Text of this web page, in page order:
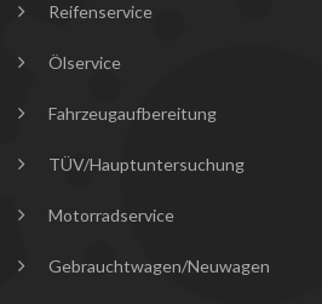
Reifenservice
Ölservice
Fahrzeugaufbereitung
TÜV/Hauptuntersuchung
Motorradservice
Gebrauchtwagen/Neuwagen